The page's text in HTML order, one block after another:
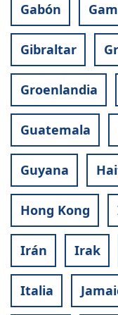
Gabón
Gibraltar
Groenlandia
Guatemala
Guyana
Hong Kong
Irán Irak
Italia